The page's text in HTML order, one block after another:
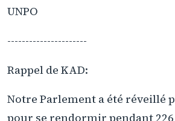
UNPO
----------------------
Rappel de KAD:
Notre Parlement a été réveillé
pour se rendormir pendant 226